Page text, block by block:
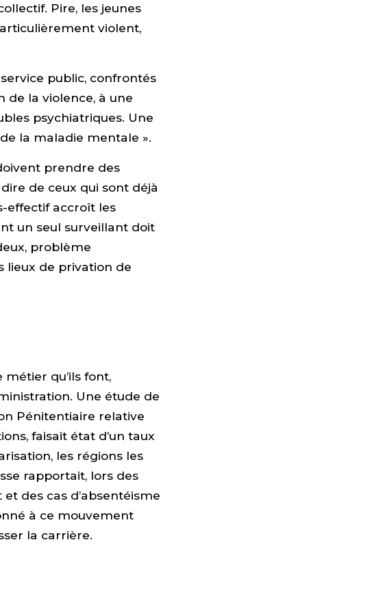
Pire, les jeunes
violent,
public, confrontés
de la violence, à une
psychiatriques. Une
la maladie mentale ».
prendre des
de ceux qui sont déjà
effectif accroît les
un seul surveillant doit
problème
lieux de privation de
métier qu’ils font,
Une étude de
Pénitentiaire relative
faisait état d’un taux
les régions les
rapportait, lors des
des cas d’absentéisme
à ce mouvement
la carrière.